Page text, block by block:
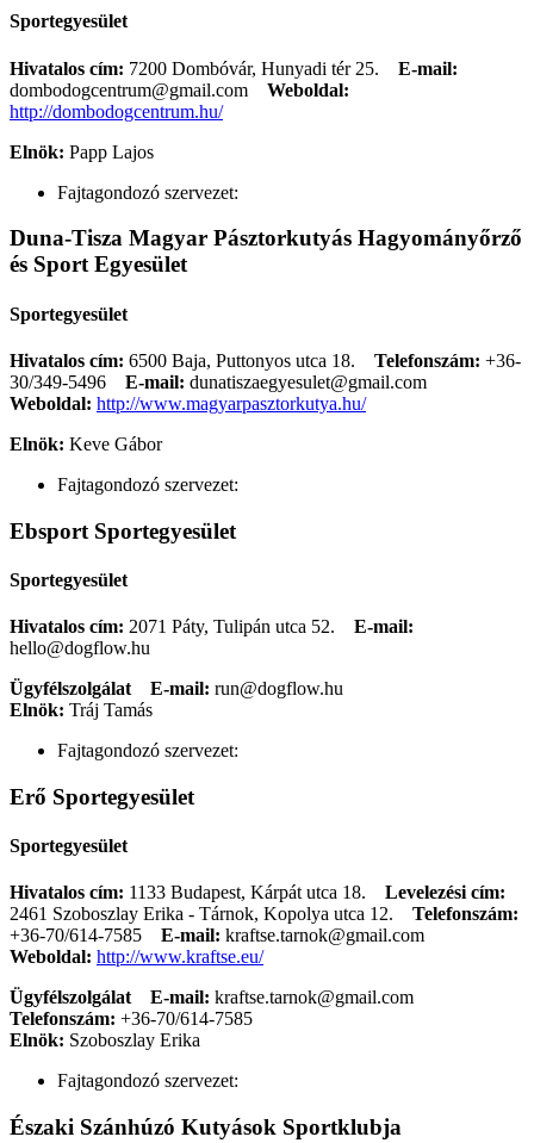
Sportegyesület
Hivatalos cím: 7200 Dombóvár, Hunyadi tér 25. E-mail:
dombodogcentrum@gmail.com
Weboldal:
http://dombodogcentrum.hu/
Elnök: Papp Lajos
Fajtagondozó szervezet:
Duna-Tisza Magyar Pásztorkutyás Hagyományőrző
és Sport Egyesület
Sportegyesület
Hivatalos cím: 6500 Baja, Puttonyos utca 18. Telefonszám: +36-
30/349-5496
E-mail: dunatiszaegyesulet@gmail.com
Weboldal: http://www.magyarpasztorkutya.hu/
Elnök: Keve Gábor
Fajtagondozó szervezet:
Ebsport Sportegyesület
Sportegyesület
Hivatalos cím: 2071 Páty, Tulipán utca 52. E-mail:
hello@dogflow.hu
Ügyfélszolgálat
E-mail: run@dogflow.hu
Elnök: Tráj Tamás
Fajtagondozó szervezet:
Erő Sportegyesület
Sportegyesület
Hivatalos cím: 1133 Budapest, Kárpát utca 18. Levelezési cím:
2461 Szoboszlay Erika - Tárnok, Kopolya utca 12.
Telefonszám:
+36-70/614-7585
E-mail: kraftse.tarnok@gmail.com
Weboldal: http://www.kraftse.eu/
Ügyfélszolgálat
E-mail: kraftse.tarnok@gmail.com
Telefonszám: +36-70/614-7585
Elnök: Szoboszlay Erika
Fajtagondozó szervezet:
Északi Szánhúzó Kutyások Sportklubja